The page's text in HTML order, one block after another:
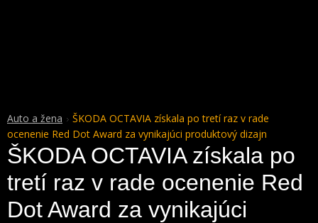
Auto a žena
ŠKODA OCTAVIA získala po tretí raz v rade
ocenenie Red Dot Award za vynikajúci produktový dizajn
ŠKODA OCTAVIA získala po
tretí raz v rade ocenenie Red
Dot Award za vynikajúci